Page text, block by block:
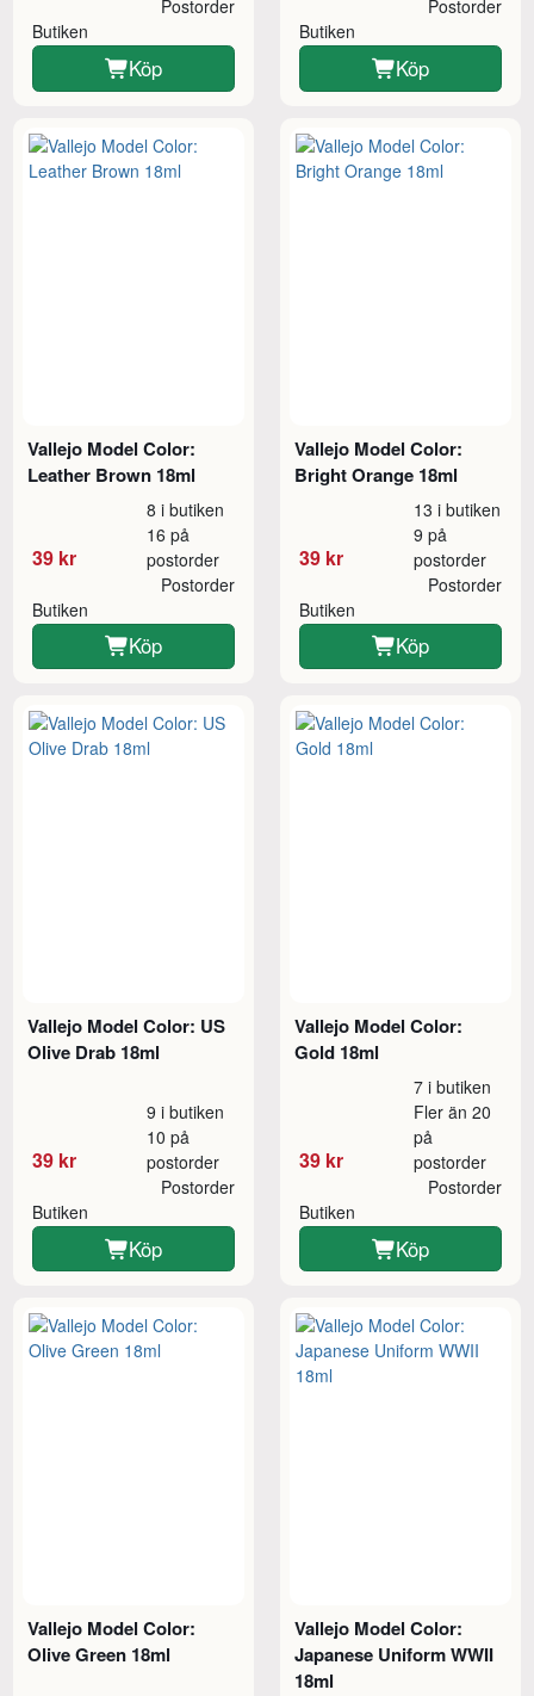
Butiken
Postorder
Köp
Butiken
Postorder
Köp
Vallejo Model Color:
Leather Brown 18ml
39 kr
8 i butiken
16 på
postorder
Butiken
Postorder
Köp
Vallejo Model Color:
Bright Orange 18ml
39 kr
13 i butiken
9 på
postorder
Butiken
Postorder
Köp
Vallejo Model Color: US
Olive Drab 18ml
39 kr
9 i butiken
10 på
postorder
Butiken
Postorder
Köp
Vallejo Model Color:
Gold 18ml
39 kr
7 i butiken
Fler än 20
på
postorder
Butiken
Postorder
Köp
Vallejo Model Color:
Olive Green 18ml
Vallejo Model Color:
Japanese Uniform WWII
18ml